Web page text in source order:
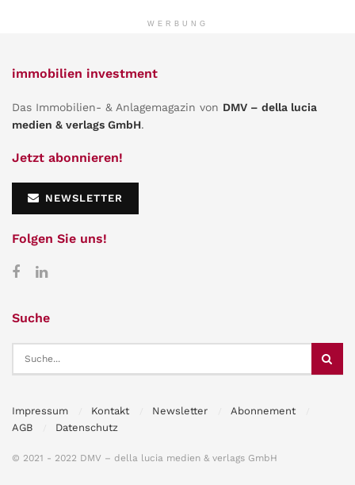
WERBUNG
immobilien investment
Das Immobilien- & Anlagemagazin von DMV – della lucia
medien & verlags GmbH.
Jetzt abonnieren!
NEWSLETTER
Folgen Sie uns!
Suche
Impressum Kontakt Newsletter
Abonnement
AGB
Datenschutz
© 2021 - 2022 DMV – della lucia medien & verlags GmbH